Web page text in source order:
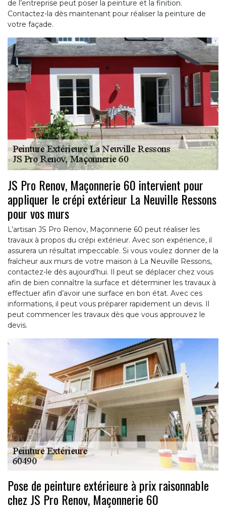
de l’entreprise peut poser la peinture et la finition.
Contactez-la dès maintenant pour réaliser la peinture de
votre façade.
JS Pro Renov, Maçonnerie 60 intervient pour
appliquer le crépi extérieur La Neuville Ressons
pour vos murs
L’artisan JS Pro Renov, Maçonnerie 60 peut réaliser les
travaux à propos du crépi extérieur. Avec son expérience, il
assurera un résultat impeccable. Si vous voulez donner de la
fraîcheur aux murs de votre maison à La Neuville Ressons,
contactez-le dès aujourd’hui. Il peut se déplacer chez vous
afin de bien connaître la surface et déterminer les travaux à
effectuer afin d’avoir une surface en bon état. Avec ces
informations, il peut vous préparer rapidement un devis. Il
peut commencer les travaux dès que vous approuvez le
devis.
Pose de peinture extérieure à prix raisonnable
chez JS Pro Renov, Maçonnerie 60